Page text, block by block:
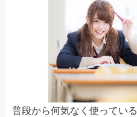
普段から何気なく使っている